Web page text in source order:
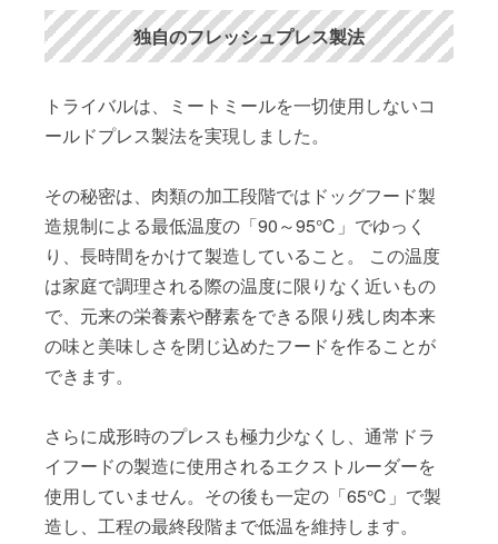
独自のフレッシュプレス製法
トライバルは、ミートミールを一切使用しないコ
ールドプレス製法を実現しました。
その秘密は、肉類の加工段階ではドッグフード製
造規制による最低温度の「90～95℃」でゆっく
り、長時間をかけて製造していること。 この温度
は家庭で調理される際の温度に限りなく近いもの
で、元来の栄養素や酵素をできる限り残し肉本来
の味と美味しさを閉じ込めたフードを作ることが
できます。
さらに成形時のプレスも極力少なくし、通常ドラ
イフードの製造に使用されるエクストルーダーを
使用していません。その後も一定の「65℃」で製
造し、工程の最終段階まで低温を維持します。